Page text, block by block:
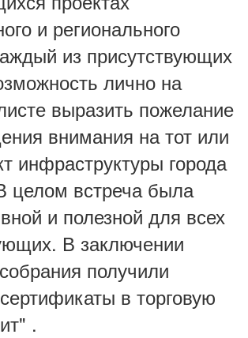
и регионального
из присутствующих
лично на
выразить пожелание
внимания на тот или
инфраструктуры города
целом встреча была
и полезной для всех
В заключении
получили
в торговую
.